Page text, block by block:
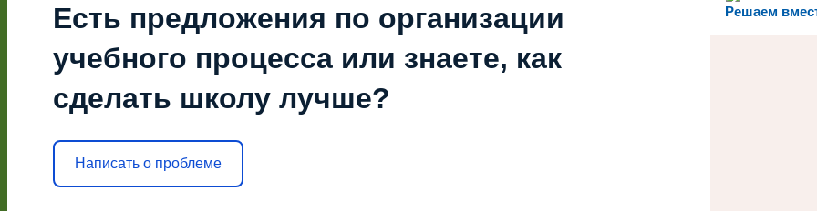
Решаем
Есть предложения по организации
учебного процесса или знаете, как
сделать школу лучше?
Написать о проблеме